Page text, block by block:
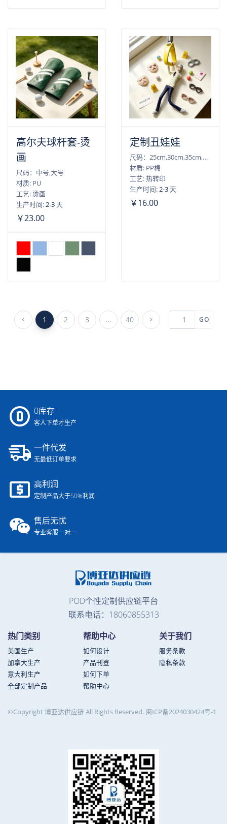
高尔夫球杆套-烫
画
尺码：中号,大号
材质: PU
工艺: 烫画
生产时间: 2-3天
￥23.00
定制丑娃娃
尺码：25cm,30cm,35cm,40cm,45cm,55cm
材质: PP棉
工艺: 热转印
生产时间: 2-3天
￥16.00
1 2 3 ... 40 GO
0库存
客人下单才生产
一件代发
无最低订单要求
高利润
定制产品大于50%利润
售后无忧
专业客服一对一
POD个性定制供应链平台
联系电话：18060855313
热门类别
美国生产
加拿大生产
意大利生产
全部定制产品
帮助中心
如何设计
产品刊登
如何下单
帮助中心
关于我们
服务条款
隐私条款
©Copyright 博亚达供应链 All Rights Reserved. 闽ICP备2024030424号-1